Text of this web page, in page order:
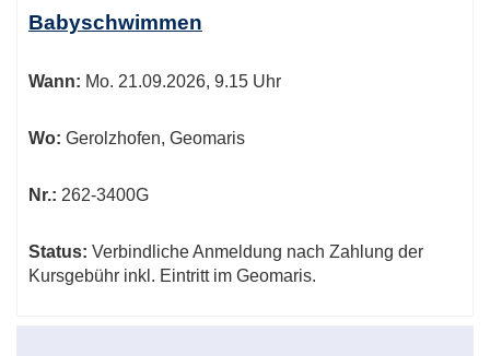
Babyschwimmen
Wann: Mo. 21.09.2026, 9.15 Uhr
Wo: Gerolzhofen, Geomaris
Nr.: 262-3400G
Status: Verbindliche Anmeldung nach Zahlung der
Kursgebühr inkl. Eintritt im Geomaris.